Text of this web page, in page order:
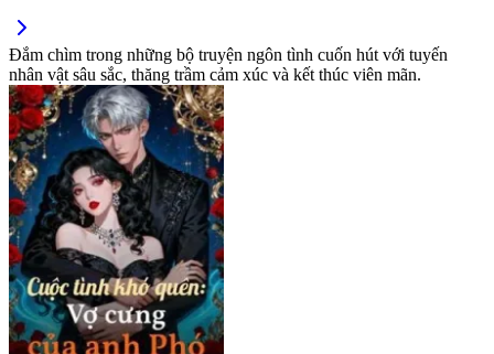
Đắm chìm trong những bộ truyện ngôn tình cuốn hút với tuyến
nhân vật sâu sắc, thăng trầm cảm xúc và kết thúc viên mãn.